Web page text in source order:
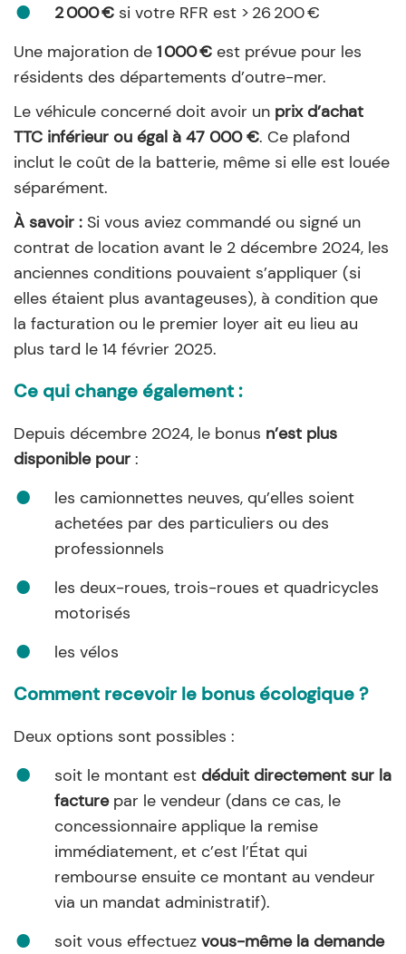
2 000 € si votre RFR est > 26 200 €
Une majoration de 1 000 € est prévue pour les
résidents des départements d’outre-mer.
Le véhicule concerné doit avoir un prix d’achat
TTC inférieur ou égal à 47 000 €. Ce plafond
inclut le coût de la batterie, même si elle est louée
séparément.
À savoir : Si vous aviez commandé ou signé un
contrat de location avant le 2 décembre 2024, les
anciennes conditions pouvaient s’appliquer (si
elles étaient plus avantageuses), à condition que
la facturation ou le premier loyer ait eu lieu au
plus tard le 14 février 2025.
Ce qui change également :
Depuis décembre 2024, le bonus n’est plus
disponible pour :
les camionnettes neuves, qu’elles soient
achetées par des particuliers ou des
professionnels
les deux-roues, trois-roues et quadricycles
motorisés
les vélos
Comment recevoir le bonus écologique ?
Deux options sont possibles :
soit le montant est déduit directement sur la
facturepar le vendeur (dans ce cas, le
concessionnaire applique la remise
immédiatement, et c’est l’État qui
rembourse ensuite ce montant au vendeur
via un mandat administratif).
soit vous effectuez vous-même la demande